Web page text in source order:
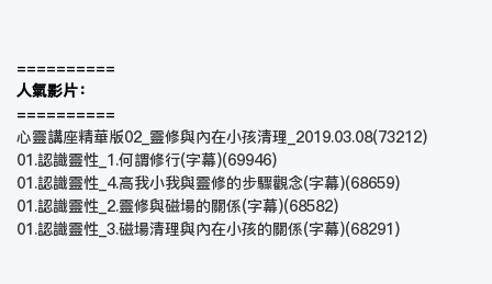
==========
人氣影片：
==========
心靈講座精華版02_靈修與內在小孩清理_2019.03.08(73212)
01.認識靈性_1.何謂修行(字幕)(69946)
01.認識靈性_4.高我小我與靈修的步驟觀念(字幕)(68659)
01.認識靈性_2.靈修與磁場的關係(字幕)(68582)
01.認識靈性_3.磁場清理與內在小孩的關係(字幕)(68291)